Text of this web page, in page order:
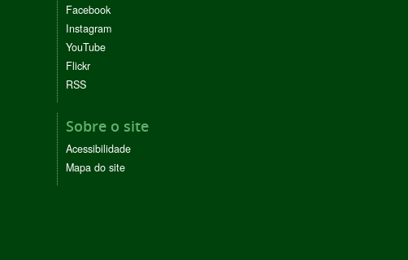
Facebook
Instagram
YouTube
Flickr
RSS
Sobre o site
Acessibilidade
Mapa do site